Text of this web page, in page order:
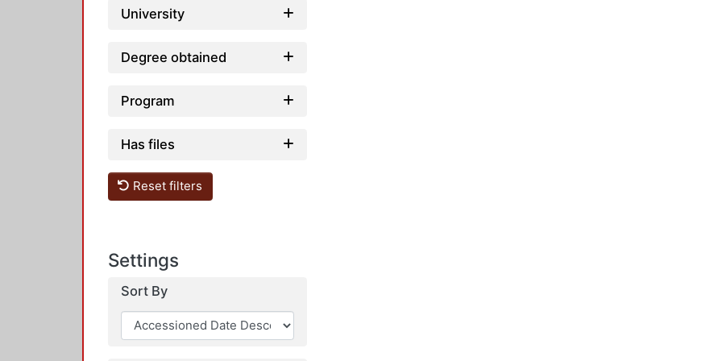
University
Degree obtained
Program
Has files
Reset filters
Settings
Sort By